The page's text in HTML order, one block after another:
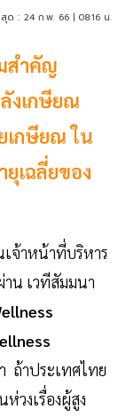
ด : 24 ก.พ. 66 | 08:16 น.
สำคัญ
งเกษียณ
เกษียณ ใน
เฉลี่ยของ
จ้าหน้าที่บริหาร
าน เวทีสัมมนา
ถ้าประเทศไทย
วงเรื่องผู้สูง